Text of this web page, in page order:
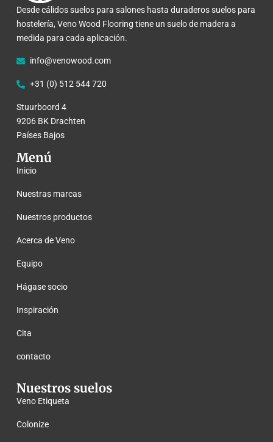
Desde cálidos suelos para salones hasta duraderos suelos para
hostelería, Veno Wood Flooring tiene un suelo de madera a
medida para cada aplicación.
info@venowood.com
+31 (0) 512 544 720
Stuurboord 4
9206 BK Drachten
Países Bajos
Menú
Inicio
Nuestras marcas
Nuestros productos
Acerca de Veno
Equipo
Hágase socio
Inspiración
Cita
contacto
Nuestros suelos
Veno Etiqueta
Colonize